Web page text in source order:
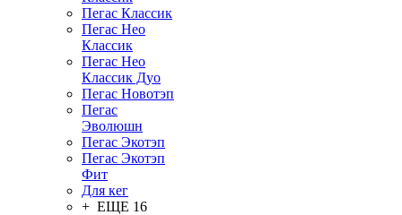
Пегас Классик
Пегас Нео
Классик
Пегас Нео
Классик Дуо
Пегас Новотэп
Пегас
Эволюшн
Пегас Экотэп
Пегас Экотэп
Фит
Для кег
+ ЕЩЕ 16